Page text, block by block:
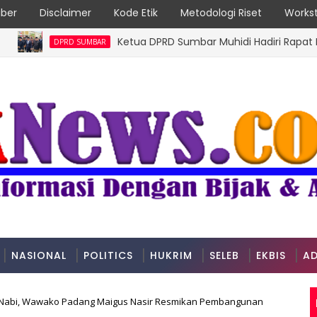
Disclaimer Kode Etik Metodologi Riset
DPRD SUMBAR Ketua DPRD Sumbar Muhidi Hadiri Rapat
NASIONAL POLITICS HUKRIM SELEB EKBIS
Wawako Padang Maigus Nasir Resmikan Pembangunan